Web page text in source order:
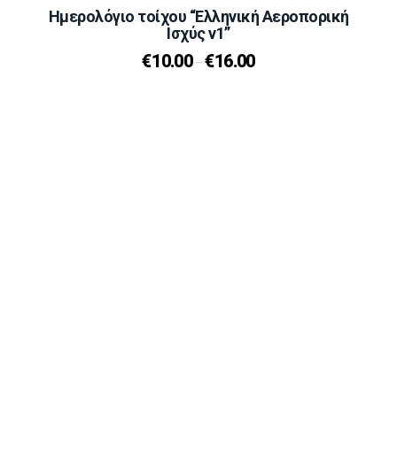
Ημερολόγιο τοίχου “Ελληνική Αεροπορική
Ισχύς v1”
€10.00–€16.00